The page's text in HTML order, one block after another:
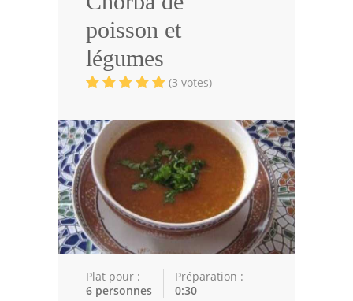
Volailles
Cuisines Orientales
Pâtisseries Orientales
Cuisine Algérienne
Cuisine Tunisienne
Cuisine Juive
Cuisine Libanaise
Articles
poisson et
légumes
(3 votes)
Plat pour :
6 personnes
Préparation :
0:30